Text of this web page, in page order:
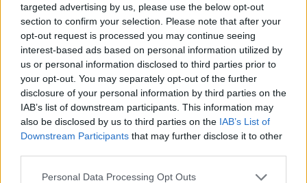
targeted advertising by us, please use the below opt-out
section to confirm your selection. Please note that after your
opt-out request is processed you may continue seeing
interest-based ads based on personal information utilized by
us or personal information disclosed to third parties prior to
your opt-out. You may separately opt-out of the further
disclosure of your personal information by third parties on the
IAB’s list of downstream participants. This information may
also be disclosed by us to third parties on the IAB’s List of
Downstream Participants that may further disclose it to other
Please note that this website/app uses one or more Google
Personal Data Processing Opt Outs